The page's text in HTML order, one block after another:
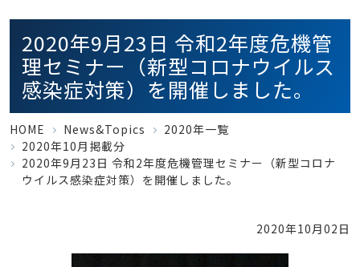
2020年9月23日 令和2年度危機管
理セミナー（新型コロナウイルス
感染症対策）を開催しました。
HOME News&Topics
2020年一覧
2020年10月掲載分
2020年9月23日 令和2年度危機管理セミナー（新型コロナ
ウイルス感染症対策）を開催しました。
2020年10月02日